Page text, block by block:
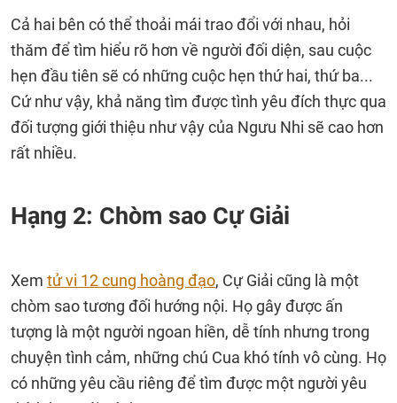
Cả hai bên có thể thoải mái trao đổi với nhau, hỏi
thăm để tìm hiểu rõ hơn về người đối diện, sau cuộc
hẹn đầu tiên sẽ có những cuộc hẹn thứ hai, thứ ba...
Cứ như vậy, khả năng tìm được tình yêu đích thực qua
đối tượng giới thiệu như vậy của Ngưu Nhi sẽ cao hơn
rất nhiều.
Hạng 2: Chòm sao Cự Giải
Xem tử vi 12 cung hoàng đạo, Cự Giải cũng là một
chòm sao tương đối hướng nội. Họ gây được ấn
tượng là một người ngoan hiền, dễ tính nhưng trong
chuyện tình cảm, những chú Cua khó tính vô cùng. Họ
có những yêu cầu riêng để tìm được một người yêu